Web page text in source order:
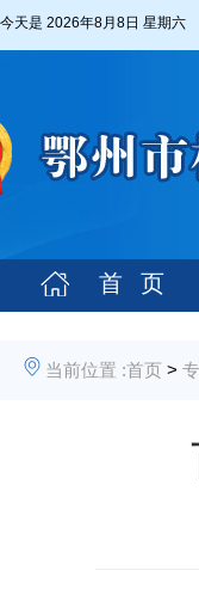
今天是 2026年8月8日 星期六
首 页
当前位置 :首页 >